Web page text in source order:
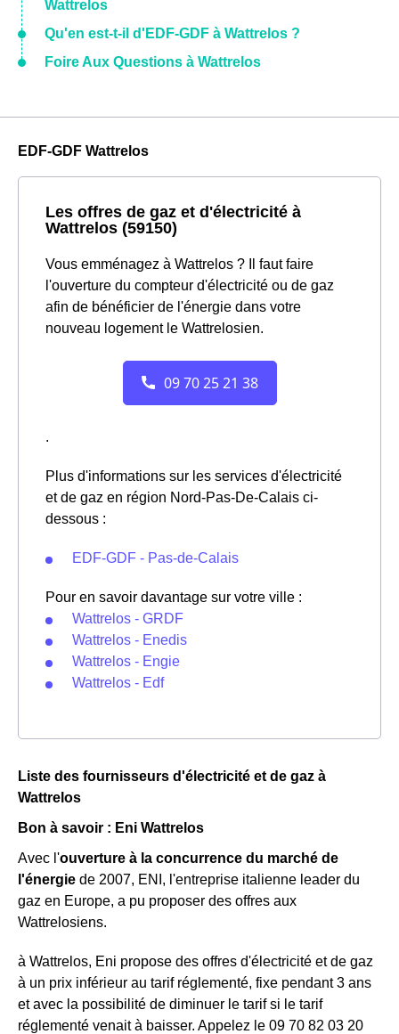
Wattrelos
Qu'en est-t-il d'EDF-GDF à Wattrelos ?
Foire Aux Questions à Wattrelos
EDF-GDF Wattrelos
Les offres de gaz et d'électricité à
Wattrelos (59150)
Vous emménagez à Wattrelos ? Il faut faire
l'ouverture du compteur d'électricité ou de gaz
afin de bénéficier de l'énergie dans votre
nouveau logement le Wattrelosien.
.
Plus d'informations sur les services d'électricité
et de gaz en région Nord-Pas-De-Calais ci-
dessous :
EDF-GDF - Pas-de-Calais
Pour en savoir davantage sur votre ville :
Wattrelos - GRDF
Wattrelos - Enedis
Wattrelos - Engie
Wattrelos - Edf
Liste des fournisseurs d'électricité et de gaz à
Wattrelos
Bon à savoir : Eni Wattrelos
Avec l'ouverture à la concurrence du marché de
l'énergie de 2007, ENI, l'entreprise italienne leader du
gaz en Europe, a pu proposer des offres aux
Wattrelosiens.
à Wattrelos, Eni propose des offres d'électricité et de gaz
à un prix inférieur au tarif réglementé, fixe pendant 3 ans
et avec la possibilité de diminuer le tarif si le tarif
réglementé venait à baisser. Appelez le 09 70 82 03 20